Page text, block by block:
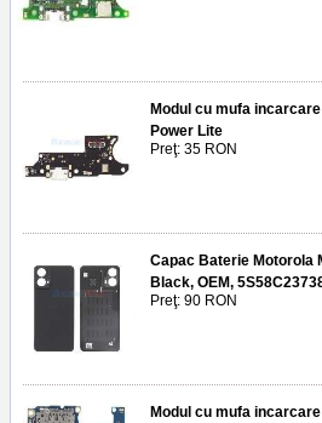
Modul cu mufa
Power Lite
Preţ: 35 RON
Capac Baterie Motorola
Black, OEM,
Preţ: 90 RON
Modul cu mufa